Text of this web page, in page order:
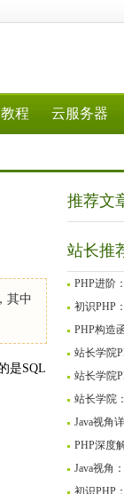
教程 云服务器
其中
是SQL
推荐文
站长推
PHP进阶
初识PHP
PHP构造
站长学院
站长学院
站长学院
Java视角
PHP深度
Java视角
初识PHP